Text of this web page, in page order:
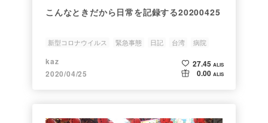
こんなときだから日常を記録する20200425
新型コロナウイルス 緊急事態 日記 台湾 病院
kaz
2020/04/25
27.45 ALIS
0.00 ALIS